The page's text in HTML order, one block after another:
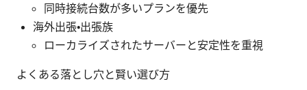
同時接続台数が多いプランを優先
海外出張・出張族
ローカライズされたサーバーと安定性を重視
よくある落とし穴と賢い選び方